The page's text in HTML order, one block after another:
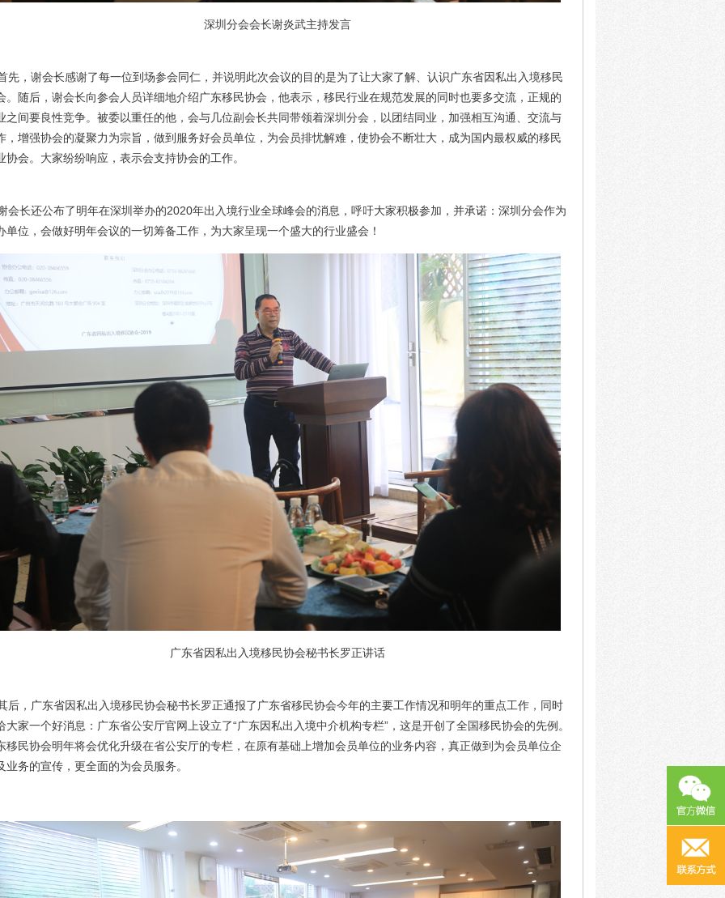
深圳分会会长谢炎武主持发言
，谢会长感谢了每一位到场参会同仁，并说明此次会议的目的是为了让大家了解、认识广东省因私出入境移民
。随后，谢会长向参会人员详细地介绍广东移民协会，他表示，移民行业在规范发展的同时也要多交流，正规的
之间要良性竞争。被委以重任的他，会与几位副会长共同带领着深圳分会，以团结同业，加强相互沟通、交流与
，增强协会的凝聚力为宗旨，做到服务好会员单位，为会员排忧解难，使协会不断壮大，成为国内最权威的移民
协会。大家纷纷响应，表示会支持协会的工作。
长还公布了明年在深圳举办的2020年出入境行业全球峰会的消息，呼吁大家积极参加，并承诺：深圳分会作为
单位，会做好明年会议的一切筹备工作，为大家呈现一个盛大的行业盛会！
广东省因私出入境移民协会秘书长罗正讲话
，广东省因私出入境移民协会秘书长罗正通报了广东省移民协会今年的主要工作情况和明年的重点工作，同时
大家一个好消息：广东省公安厅官网上设立了“广东因私出入境中介机构专栏”，这是开创了全国移民协会的先例。
移民协会明年将会优化升级在省公安厅的专栏，在原有基础上增加会员单位的业务内容，真正做到为会员单位企
业务的宣传，更全面的为会员服务。